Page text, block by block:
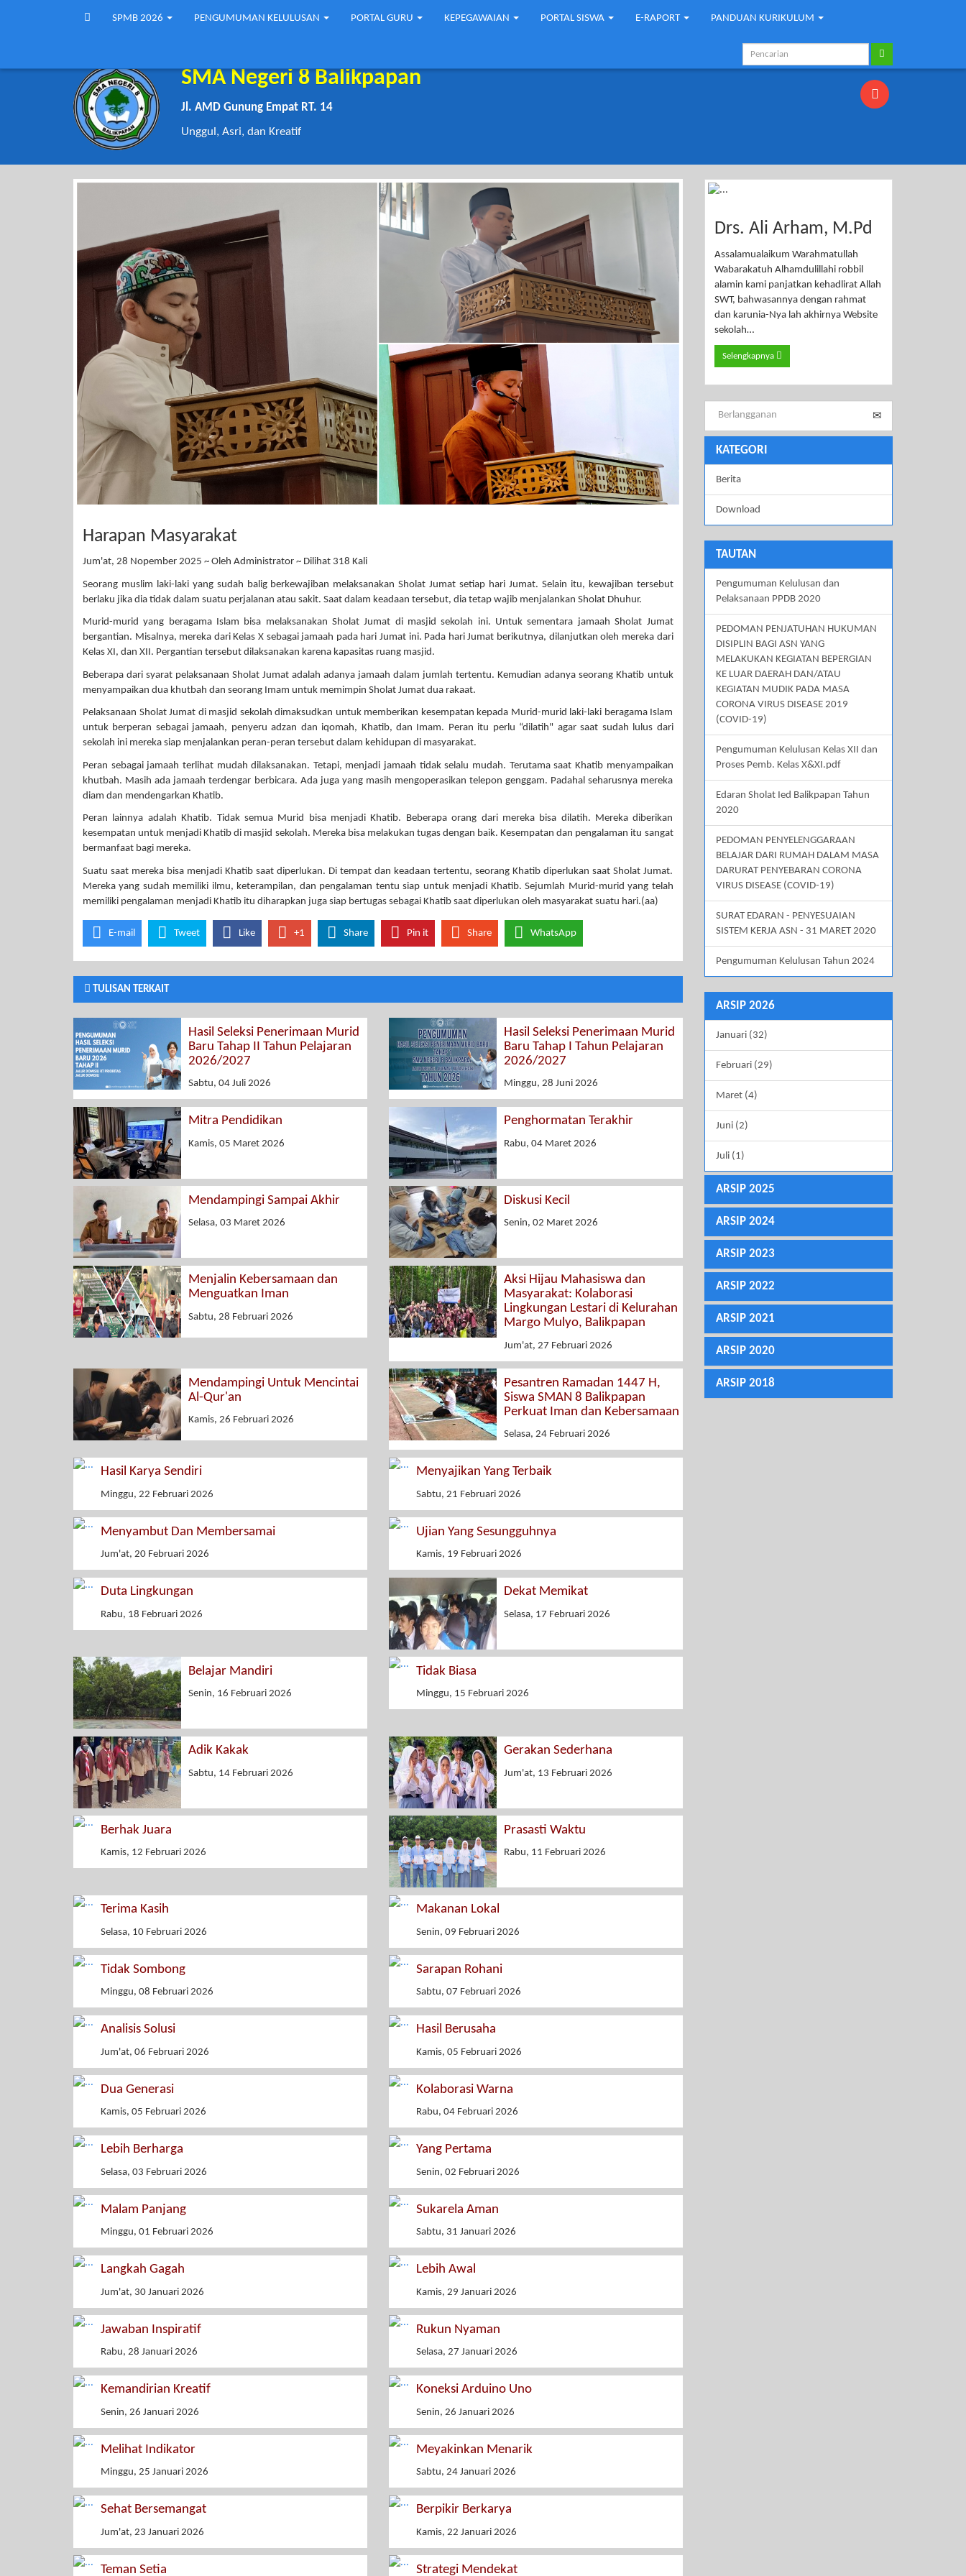
SPMB 2026 PENGUMUMAN KELULUSAN PORTAL GURU KEPEGAWAIAN PORTAL SISWA E-RAPORT PANDUAN KURIKULUM
SMA Negeri 8 Balikpapan
Jl. AMD Gunung Empat RT. 14
Unggul, Asri, dan Kreatif
Harapan Masyarakat
Jum'at, 28 Nopember 2025 ~ Oleh Administrator ~ Dilihat 318 Kali
Seorang muslim laki-laki yang sudah balig berkewajiban melaksanakan Sholat Jumat setiap hari Jumat. Selain itu, kewajiban tersebut
berlaku jika dia tidak dalam suatu perjalanan atau sakit. Saat dalam keadaan tersebut, dia tetap wajib menjalankan Sholat Dhuhur.
Murid-murid yang beragama Islam bisa melaksanakan Sholat Jumat di masjid sekolah ini. Untuk sementara jamaah Sholat Jumat
bergantian. Misalnya, mereka dari Kelas X sebagai jamaah pada hari Jumat ini. Pada hari Jumat berikutnya, dilanjutkan oleh mereka dari
Kelas XI, dan XII. Pergantian tersebut dilaksanakan karena kapasitas ruang masjid.
Beberapa dari syarat pelaksanaan Sholat Jumat adalah adanya jamaah dalam jumlah tertentu. Kemudian adanya seorang Khatib untuk
menyampaikan dua khutbah dan seorang Imam untuk memimpin Sholat Jumat dua rakaat.
Pelaksanaan Sholat Jumat di masjid sekolah dimaksudkan untuk memberikan kesempatan kepada Murid-murid laki-laki beragama Islam
untuk berperan sebagai jamaah, penyeru adzan dan iqomah, Khatib, dan Imam. Peran itu perlu “dilatih" agar saat sudah lulus dari
sekolah ini mereka siap menjalankan peran-peran tersebut dalam kehidupan di masyarakat.
Peran sebagai jamaah terlihat mudah dilaksanakan. Tetapi, menjadi jamaah tidak selalu mudah. Terutama saat Khatib menyampaikan
khutbah. Masih ada jamaah terdengar berbicara. Ada juga yang masih mengoperasikan telepon genggam. Padahal seharusnya mereka
diam dan mendengarkan Khatib.
Peran lainnya adalah Khatib. Tidak semua Murid bisa menjadi Khatib. Beberapa orang dari mereka bisa dilatih. Mereka diberikan
kesempatan untuk menjadi Khatib di masjid sekolah. Mereka bisa melakukan tugas dengan baik. Kesempatan dan pengalaman itu sangat
bermanfaat bagi mereka.
Suatu saat mereka bisa menjadi Khatib saat diperlukan. Di tempat dan keadaan tertentu, seorang Khatib diperlukan saat Sholat Jumat.
Mereka yang sudah memiliki ilmu, keterampilan, dan pengalaman tentu siap untuk menjadi Khatib. Sejumlah Murid-murid yang telah
memiliki pengalaman menjadi Khatib itu diharapkan juga siap bertugas sebagai Khatib saat diperlukan oleh masyarakat suatu hari.(aa)
E-mail Tweet Like +1 Share Pin it Share WhatsApp
TULISAN TERKAIT
Hasil Seleksi Penerimaan Murid
Baru Tahap II Tahun Pelajaran
2026/2027
Sabtu, 04 Juli 2026
Hasil Seleksi Penerimaan Murid
Baru Tahap I Tahun Pelajaran
2026/2027
Minggu, 28 Juni 2026
Mitra Pendidikan
Kamis, 05 Maret 2026
Penghormatan Terakhir
Rabu, 04 Maret 2026
Mendampingi Sampai Akhir
Selasa, 03 Maret 2026
Diskusi Kecil
Senin, 02 Maret 2026
Menjalin Kebersamaan dan
Menguatkan Iman
Sabtu, 28 Februari 2026
Aksi Hijau Mahasiswa dan
Masyarakat: Kolaborasi
Lingkungan Lestari di Kelurahan
Margo Mulyo, Balikpapan
Jum'at, 27 Februari 2026
Mendampingi Untuk Mencintai
Al-Qur'an
Kamis, 26 Februari 2026
Pesantren Ramadan 1447 H,
Siswa SMAN 8 Balikpapan
Perkuat Iman dan Kebersamaan
Selasa, 24 Februari 2026
Hasil Karya Sendiri
Minggu, 22 Februari 2026
Menyajikan Yang Terbaik
Sabtu, 21 Februari 2026
Menyambut Dan Membersamai
Jum'at, 20 Februari 2026
Ujian Yang Sesungguhnya
Kamis, 19 Februari 2026
Duta Lingkungan
Rabu, 18 Februari 2026
Dekat Memikat
Selasa, 17 Februari 2026
Belajar Mandiri
Senin, 16 Februari 2026
Tidak Biasa
Minggu, 15 Februari 2026
Adik Kakak
Sabtu, 14 Februari 2026
Gerakan Sederhana
Jum'at, 13 Februari 2026
Berhak Juara
Kamis, 12 Februari 2026
Prasasti Waktu
Rabu, 11 Februari 2026
Terima Kasih
Selasa, 10 Februari 2026
Makanan Lokal
Senin, 09 Februari 2026
Tidak Sombong
Minggu, 08 Februari 2026
Sarapan Rohani
Sabtu, 07 Februari 2026
Analisis Solusi
Jum'at, 06 Februari 2026
Hasil Berusaha
Kamis, 05 Februari 2026
Dua Generasi
Kamis, 05 Februari 2026
Kolaborasi Warna
Rabu, 04 Februari 2026
Lebih Berharga
Selasa, 03 Februari 2026
Yang Pertama
Senin, 02 Februari 2026
Malam Panjang
Minggu, 01 Februari 2026
Sukarela Aman
Sabtu, 31 Januari 2026
Langkah Gagah
Jum'at, 30 Januari 2026
Lebih Awal
Kamis, 29 Januari 2026
Jawaban Inspiratif
Rabu, 28 Januari 2026
Rukun Nyaman
Selasa, 27 Januari 2026
Kemandirian Kreatif
Senin, 26 Januari 2026
Koneksi Arduino Uno
Senin, 26 Januari 2026
Melihat Indikator
Minggu, 25 Januari 2026
Meyakinkan Menarik
Sabtu, 24 Januari 2026
Sehat Bersemangat
Jum'at, 23 Januari 2026
Berpikir Berkarya
Kamis, 22 Januari 2026
Teman Setia Strategi Mendekat
Drs. Ali Arham, M.Pd
Assalamualaikum Warahmatullah
Wabarakatuh Alhamdulillahi robbil
alamin kami panjatkan kehadlirat Allah
SWT, bahwasannya dengan rahmat
dan karunia-Nya lah akhirnya Website
sekolah…
Selengkapnya
KATEGORI
Berita
Download
TAUTAN
Pengumuman Kelulusan dan
Pelaksanaan PPDB 2020
PEDOMAN PENJATUHAN HUKUMAN
DISIPLIN BAGI ASN YANG
MELAKUKAN KEGIATAN BEPERGIAN
KE LUAR DAERAH DAN/ATAU
KEGIATAN MUDIK PADA MASA
CORONA VIRUS DISEASE 2019
(COVID-19)
Pengumuman Kelulusan Kelas XII dan
Proses Pemb. Kelas X&XI.pdf
Edaran Sholat Ied Balikpapan Tahun
2020
PEDOMAN PENYELENGGARAAN
BELAJAR DARI RUMAH DALAM MASA
DARURAT PENYEBARAN CORONA
VIRUS DISEASE (COVID-19)
SURAT EDARAN - PENYESUAIAN
SISTEM KERJA ASN - 31 MARET 2020
Pengumuman Kelulusan Tahun 2024
ARSIP 2026
Januari (32)
Februari (29)
Maret (4)
Juni (2)
Juli (1)
ARSIP 2025
ARSIP 2024
ARSIP 2023
ARSIP 2022
ARSIP 2021
ARSIP 2020
ARSIP 2018